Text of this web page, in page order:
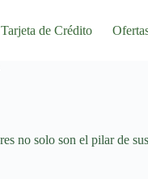
Tarjeta de Crédito
no solo son el pilar de